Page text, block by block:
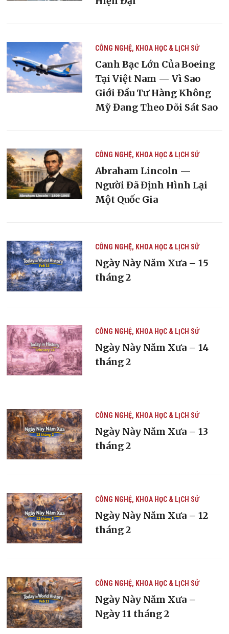
CÔNG NGHỆ, KHOA HỌC & LỊCH SỬ
Canh Bạc Lớn Của Boeing
Tại Việt Nam — Vì Sao
Giới Đầu Tư Hàng Không
Mỹ Đang Theo Dõi Sát Sao
CÔNG NGHỆ, KHOA HỌC & LỊCH SỬ
Abraham Lincoln —
Người Đã Định Hình Lại
Một Quốc Gia
CÔNG NGHỆ, KHOA HỌC & LỊCH SỬ
Ngày Này Năm Xưa – 15
tháng 2
CÔNG NGHỆ, KHOA HỌC & LỊCH SỬ
Ngày Này Năm Xưa – 14
tháng 2
CÔNG NGHỆ, KHOA HỌC & LỊCH SỬ
Ngày Này Năm Xưa – 13
tháng 2
CÔNG NGHỆ, KHOA HỌC & LỊCH SỬ
Ngày Này Năm Xưa – 12
tháng 2
CÔNG NGHỆ, KHOA HỌC & LỊCH SỬ
Ngày Này Năm Xưa –
Ngày 11 tháng 2